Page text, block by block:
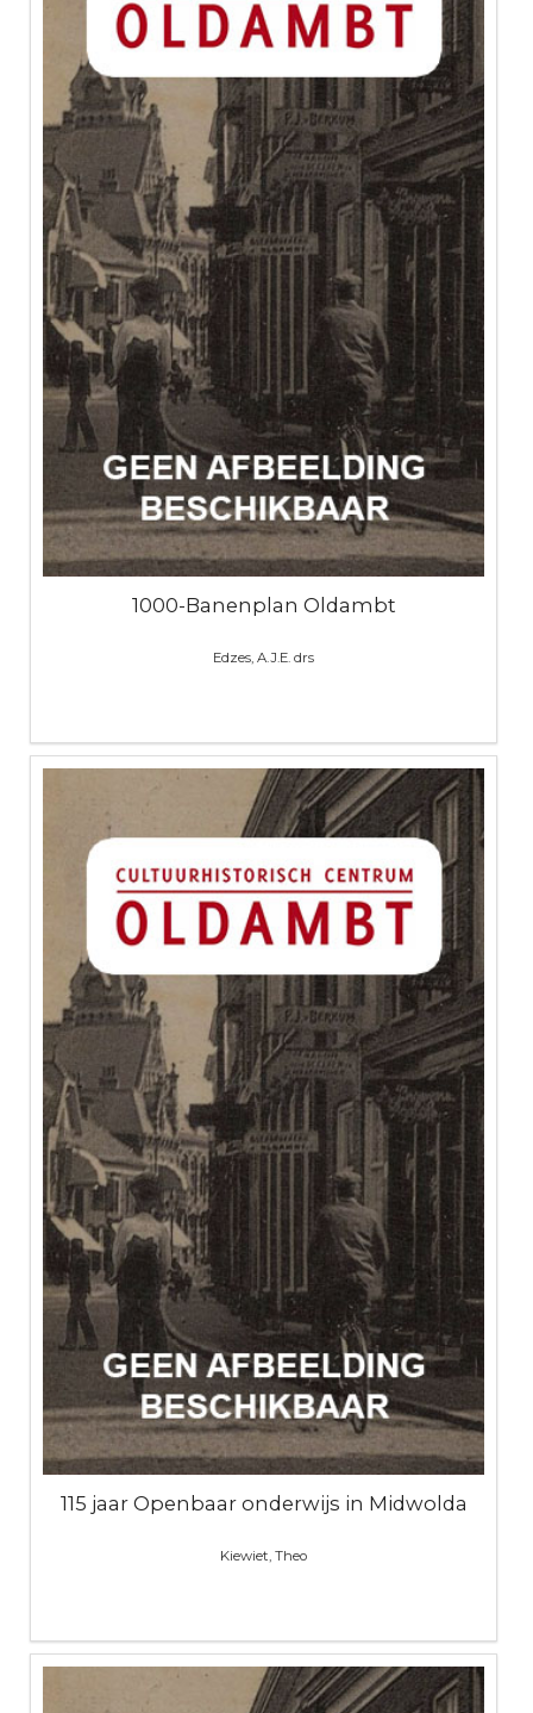
1000-Banenplan Oldambt
Edzes, A.J.E. drs
115 jaar Openbaar onderwijs in Midwolda
Kiewiet, Theo